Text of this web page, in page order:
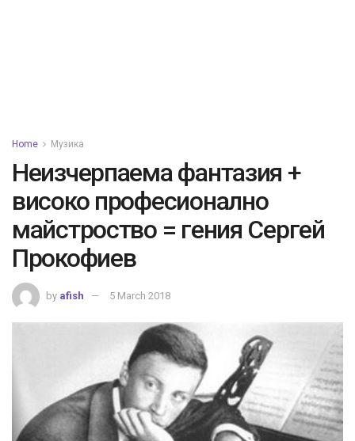
Home Музика
Неизчерпаема фантазия +
високо професионално
майстроство = гения Сергей
Прокофиев
by afish 5 March 2018